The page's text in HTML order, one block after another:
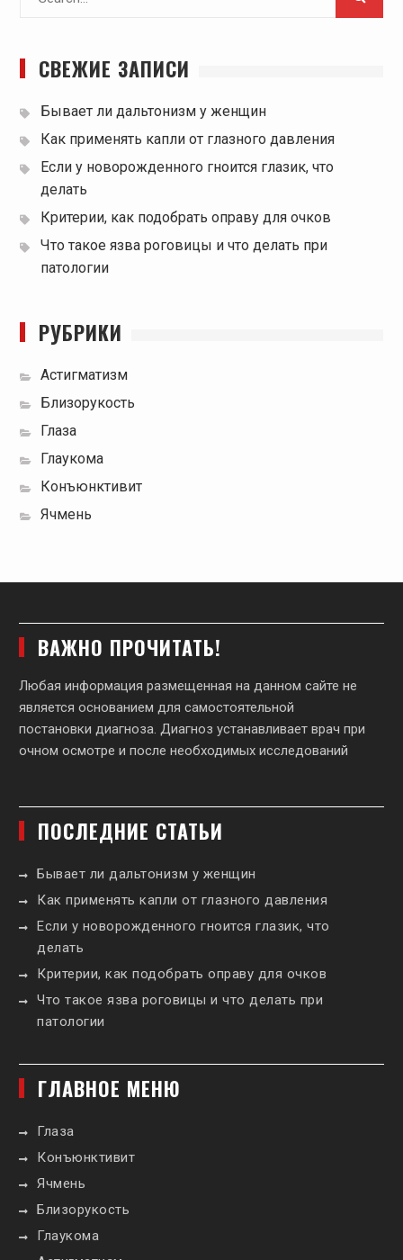
СВЕЖИЕ ЗАПИСИ
Бывает ли дальтонизм у женщин
Как применять капли от глазного давления
Если у новорожденного гноится глазик, что
делать
Критерии, как подобрать оправу для очков
Что такое язва роговицы и что делать при
патологии
РУБРИКИ
Астигматизм
Близорукость
Глаза
Глаукома
Конъюнктивит
Ячмень
ВАЖНО ПРОЧИТАТЬ!
Любая информация размещенная на данном сайте не
является основанием для самостоятельной
постановки диагноза. Диагноз устанавливает врач при
очном осмотре и после необходимых исследований
ПОСЛЕДНИЕ СТАТЬИ
Бывает ли дальтонизм у женщин
Как применять капли от глазного давления
Если у новорожденного гноится глазик, что
делать
Критерии, как подобрать оправу для очков
Что такое язва роговицы и что делать при
патологии
ГЛАВНОЕ МЕНЮ
Глаза
Конъюнктивит
Ячмень
Близорукость
Глаукома